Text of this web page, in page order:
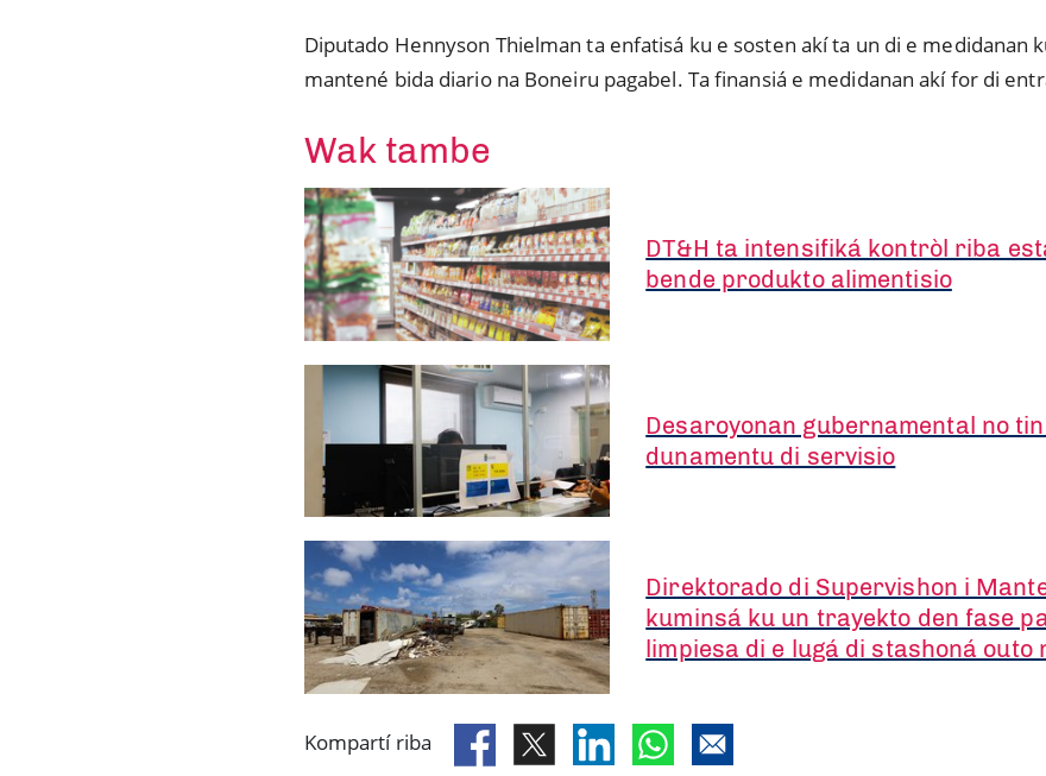
Diputado Hennyson Thielman ta enfatisá ku e sosten akí ta un di e medidanan
mantené bida diario na Boneiru pagabel. Ta finansiá e medidanan akí for di
Wak tambe
DT&H ta intensifiká kontròl riba
bende produkto alimentisio
Desaroyonan gubernamental no
dunamentu di servisio
Direktorado di Supervishon i
kuminsá ku un trayekto den fase
limpiesa di e lugá di stashoná outo
Kompartí riba